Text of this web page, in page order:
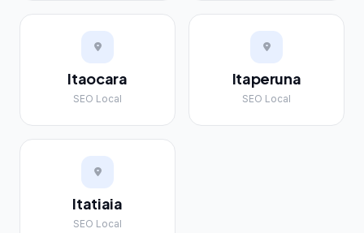
Itaocara
SEO Local
Itaperuna
SEO Local
Itatiaia
SEO Local